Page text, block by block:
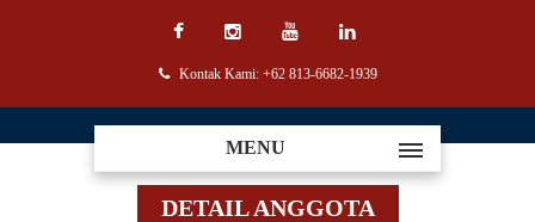
Kontak Kami: +62 813-6682-1939
MENU
DETAIL ANGGOTA